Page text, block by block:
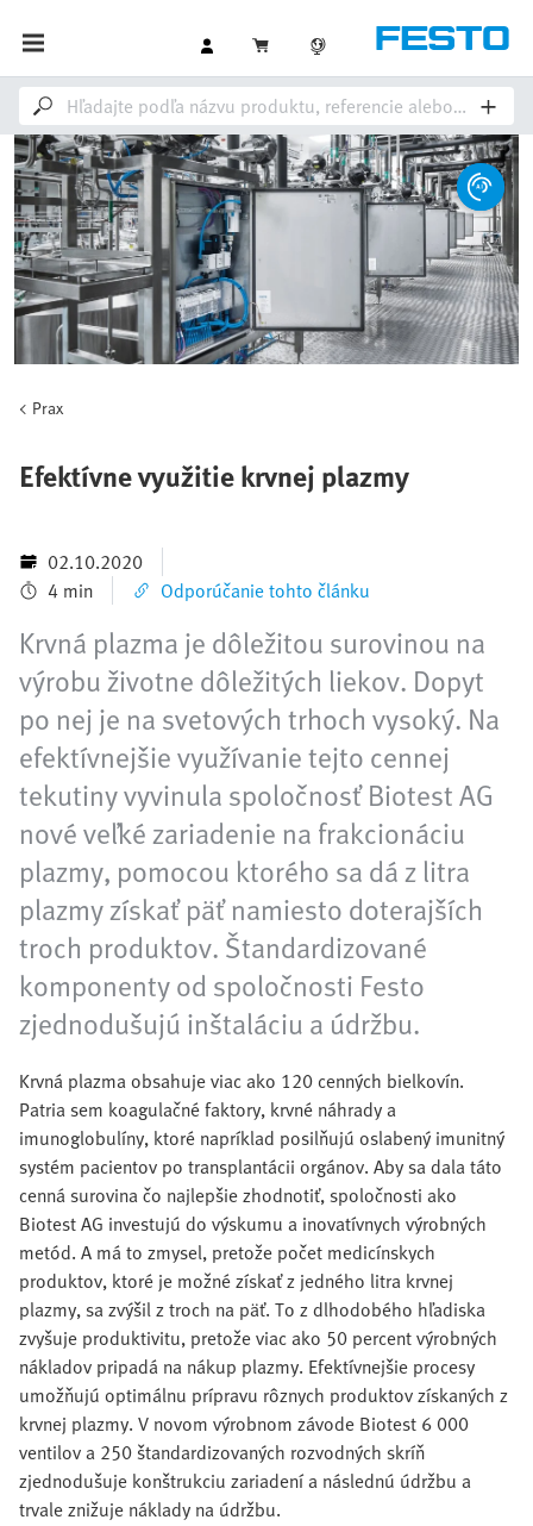
Prax
Efektívne využitie krvnej plazmy
02.10.2020
4 min
Odporúčanie tohto článku
Krvná plazma je dôležitou surovinou na
výrobu životne dôležitých liekov. Dopyt
po nej je na svetových trhoch vysoký. Na
efektívnejšie využívanie tejto cennej
tekutiny vyvinula spoločnosť Biotest AG
nové veľké zariadenie na frakcionáciu
plazmy, pomocou ktorého sa dá z litra
plazmy získať päť namiesto doterajších
troch produktov. Štandardizované
komponenty od spoločnosti Festo
zjednodušujú inštaláciu a údržbu.
Krvná plazma obsahuje viac ako 120 cenných bielkovín.
Patria sem koagulačné faktory, krvné náhrady a
imunoglobulíny, ktoré napríklad posilňujú oslabený imunitný
systém pacientov po transplantácii orgánov. Aby sa dala táto
cenná surovina čo najlepšie zhodnotiť, spoločnosti ako
Biotest AG investujú do výskumu a inovatívnych výrobných
metód. A má to zmysel, pretože počet medicínskych
produktov, ktoré je možné získať z jedného litra krvnej
plazmy, sa zvýšil z troch na päť. To z dlhodobého hľadiska
zvyšuje produktivitu, pretože viac ako 50 percent výrobných
nákladov pripadá na nákup plazmy. Efektívnejšie procesy
umožňujú optimálnu prípravu rôznych produktov získaných z
krvnej plazmy. V novom výrobnom závode Biotest 6 000
ventilov a 250 štandardizovaných rozvodných skríň
zjednodušuje konštrukciu zariadení a následnú údržbu a
trvale znižuje náklady na údržbu.